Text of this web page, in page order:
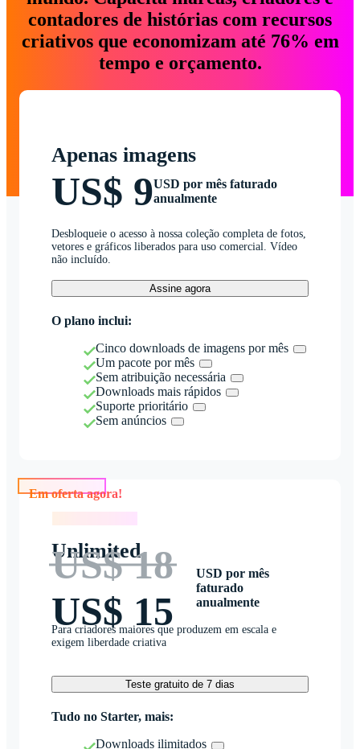
contadores de histórias com recursos
criativos que economizam até 76% em
tempo e orçamento.
Apenas imagens
US$ 9USD por mês faturado
anualmente
Desbloqueie o acesso à nossa coleção completa de fotos,
vetores e gráficos liberados para uso comercial. Vídeo
não incluído.
Assine agora
O plano inclui:
Cinco downloads de imagens por mês
Um pacote por mês
Sem atribuição necessária
Downloads mais rápidos
Suporte prioritário
Sem anúncios
Unlimited
US$ 18
US$ 15
USD por mês
faturado
anualmente
Para criadores maiores que produzem em escala e
exigem liberdade criativa
Teste gratuito de 7 dias
Tudo no Starter, mais:
Downloads ilimitados